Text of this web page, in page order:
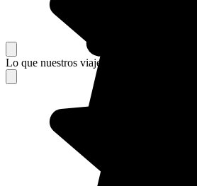
Lo que nuestros viajeros piensan de su